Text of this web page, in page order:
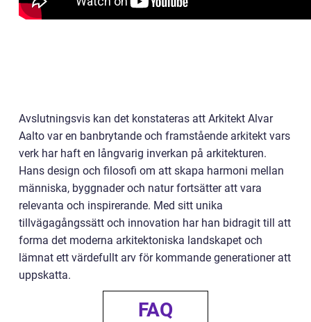
Avslutningsvis kan det konstateras att Arkitekt Alvar
Aalto var en banbrytande och framstående arkitekt vars
verk har haft en långvarig inverkan på arkitekturen.
Hans design och filosofi om att skapa harmoni mellan
människa, byggnader och natur fortsätter att vara
relevanta och inspirerande. Med sitt unika
tillvägagångssätt och innovation har han bidragit till att
forma det moderna arkitektoniska landskapet och
lämnat ett värdefullt arv för kommande generationer att
uppskatta.
FAQ